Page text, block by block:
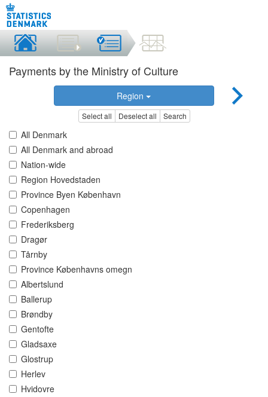
Payments by the Ministry of Culture
Region
Select all Deselect all Search
All Denmark
All Denmark and abroad
Nation-wide
Region Hovedstaden
Province Byen København
Copenhagen
Frederiksberg
Dragør
Tårnby
Province Københavns omegn
Albertslund
Ballerup
Brøndby
Gentofte
Gladsaxe
Glostrup
Herlev
Hvidovre